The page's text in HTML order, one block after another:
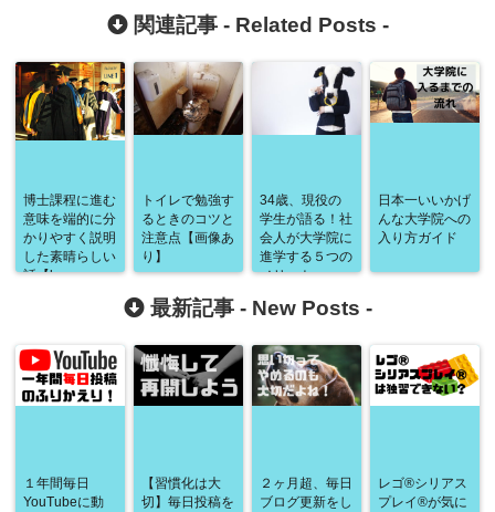
関連記事 - Related Posts -
博士課程に進む
意味を端的に分
かりやすく説明
した素晴らしい
話【keep
トイレで勉強す
るときのコツと
注意点【画像あ
り】
34歳、現役の
学生が語る！社
会人が大学院に
進学する５つの
メリット
日本一いいかげ
んな大学院への
入り方ガイド
最新記事 - New Posts -
１年間毎日
YouTubeに動
【習慣化は大
切】毎日投稿を
２ヶ月超、毎日
ブログ更新をし
レゴ®シリアス
プレイ®が気に